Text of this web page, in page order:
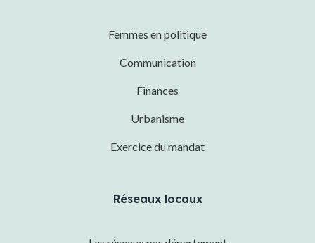
Femmes en politique
Communication
Finances
Urbanisme
Exercice du mandat
Réseaux locaux